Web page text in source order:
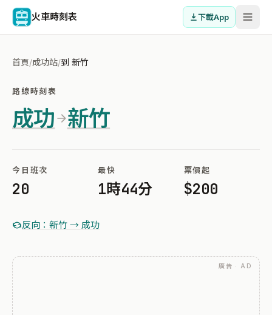
火車時刻表 下載App
首頁/成功站/到 新竹
路線時刻表
成功 新竹
今日班次
20
最快
1時44分
票價起
$200
反向：新竹 → 成功
廣告 · AD